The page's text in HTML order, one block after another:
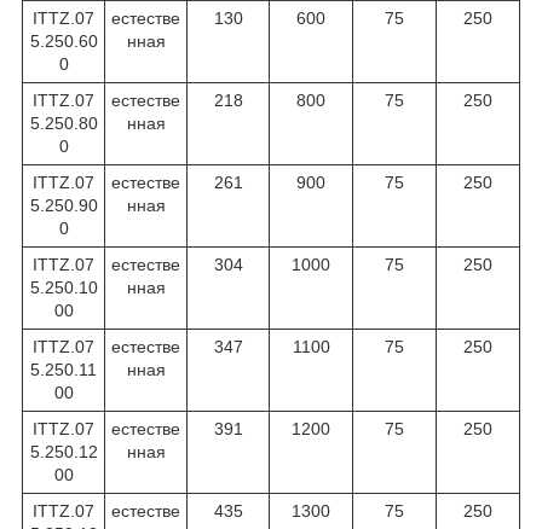
ITTZ.07
5.250.60
0
естестве
нная
130 600 75 250
ITTZ.07
5.250.80
0
естестве
нная
218 800 75 250
ITTZ.07
5.250.90
0
естестве
нная
261 900 75 250
ITTZ.07
5.250.10
00
естестве
нная
304 1000 75 250
ITTZ.07
5.250.11
00
естестве
нная
347 1100 75 250
ITTZ.07
5.250.12
00
естестве
нная
391 1200 75 250
ITTZ.07
естестве
435 1300 75 250